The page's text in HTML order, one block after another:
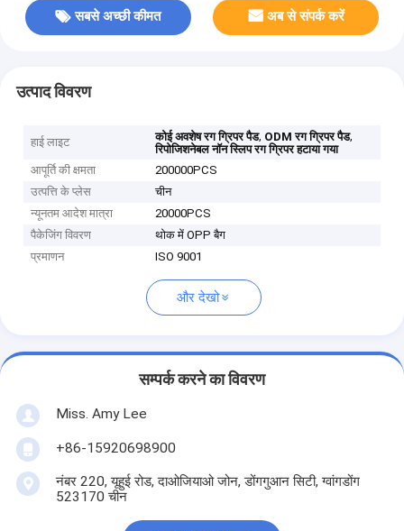
सबसे अच्छी कीमत अब से संपर्क करें
उत्पाद विवरण
हाई लाइट कोई अवशेष रग ग्रिपर पैड, ODM रग ग्रिपर पैड,
रिपोजिशनेबल नॉन स्लिप रग ग्रिपर हटाया गया
आपूर्ति की क्षमता
200000PCS
उत्पत्ति के प्लेस
चीन
न्यूनतम आदेश मात्रा
20000PCS
पैकेजिंग विवरण
थोक में OPP बैग
प्रमाणन
ISO 9001
और देखो
सम्पर्क करने का विवरण
Miss. Amy Lee
+86-15920698900
नंबर 220, यूहुई रोड, दाओजियाओ जोन, डोंगगुआन सिटी, ग्वांगडोंग
523170 चीन